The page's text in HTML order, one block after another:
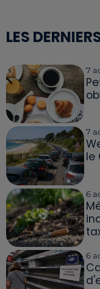
LES
7
7
le
6
6